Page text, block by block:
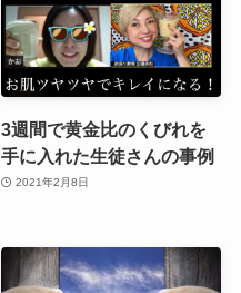
3週間で黄金比のくびれを
手に入れた生徒さんの事例
2021年2月8日